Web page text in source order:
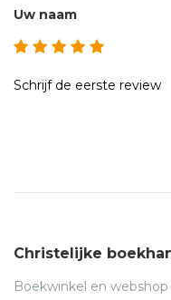
Uw naam
Schrijf de eerste review
Christelijke
Boekwinkel en